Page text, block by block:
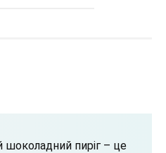
шоколадний пиріг – це